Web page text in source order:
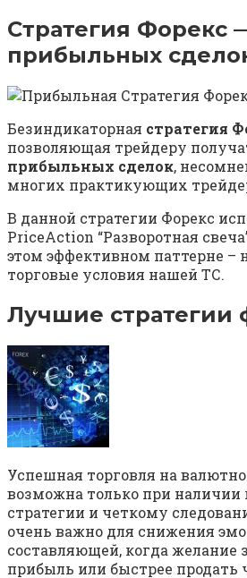
Стратегия Форекс
прибыльных
Безиндикаторная стратегия
позволяющая трейдеру
прибыльных сделок,
многих практикующих
В данной стратегии Форекс
PriceAction “Разворотная
этом эффективном паттерне –
торговые условия нашей ТС.
Лучшие стратегии
Успешная торговля на
возможна только при наличии
стратегии и четкому
очень важно для снижения
составляющей, когда желание
прибыль или быстрее продать